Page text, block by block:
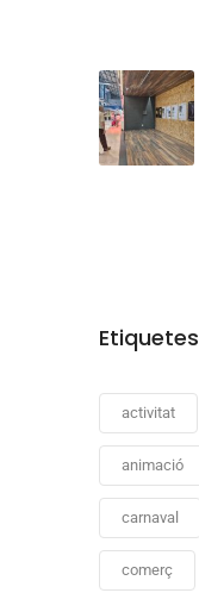
Etiquetes
activitat
animació
carnaval
comerç